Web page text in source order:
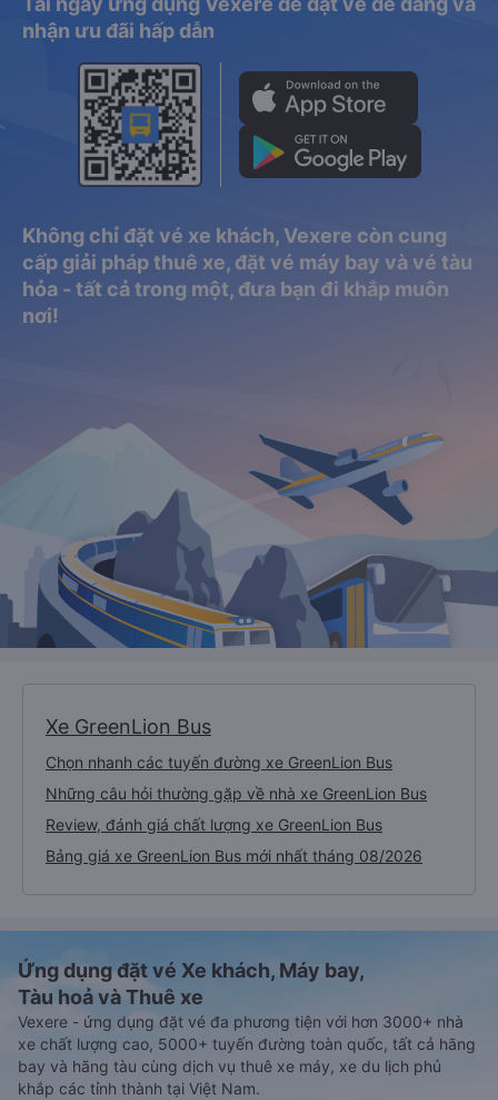
nhận ưu đãi hấp dẫn
Không chỉ đặt vé xe khách, Vexere còn cung
cấp giải pháp thuê xe, đặt vé máy bay và vé tàu
hỏa - tất cả trong một, đưa bạn đi khắp muôn
nơi!
Xe GreenLion Bus
Chọn nhanh các tuyến đường xe GreenLion Bus
Những câu hỏi thường gặp về nhà xe GreenLion Bus
Review, đánh giá chất lượng xe GreenLion Bus
Bảng giá xe GreenLion Bus mới nhất tháng 08/2026
Ứng dụng đặt vé Xe khách, Máy bay,
Tàu hoả và Thuê xe
Vexere - ứng dụng đặt vé đa phương tiện với hơn 3000+ nhà
xe chất lượng cao, 5000+ tuyến đường toàn quốc, tất cả hãng
bay và hãng tàu cùng dịch vụ thuê xe máy, xe du lịch phủ
khắp các tỉnh thành tại Việt Nam.